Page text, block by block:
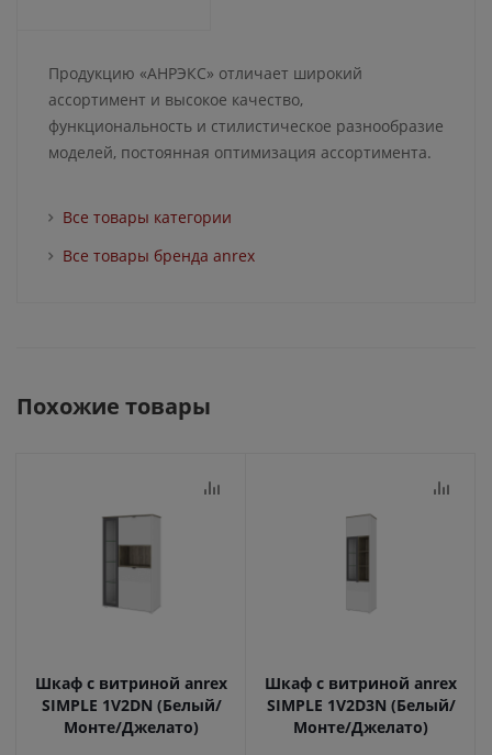
Продукцию «АНРЭКС» отличает широкий
ассортимент и высокое качество,
функциональность и стилистическое разнообразие
моделей, постоянная оптимизация ассортимента.
Все товары категории
Все товары бренда anrex
Похожие товары
Шкаф с витриной anrex
SIMPLE 1V2DN (Белый/
Монте/Джелато)
Шкаф с витриной anrex
SIMPLE 1V2D3N (Белый/
Монте/Джелато)